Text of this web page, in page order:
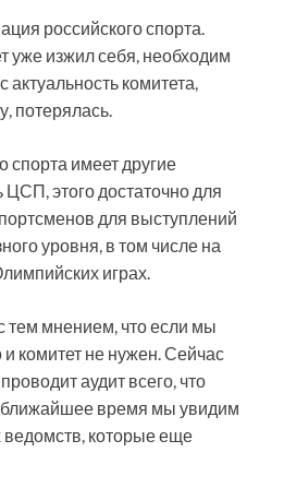
российского спорта.
уже изжил себя, необходим
комитета,
потерялась.
спорта имеет другие
этого достаточно для
для выступлений
уровня, в том числе на
играх.
тем мнением, что если мы
и комитет не нужен. Сейчас
аудит всего, что
ближайшее время мы увидим
которые еще